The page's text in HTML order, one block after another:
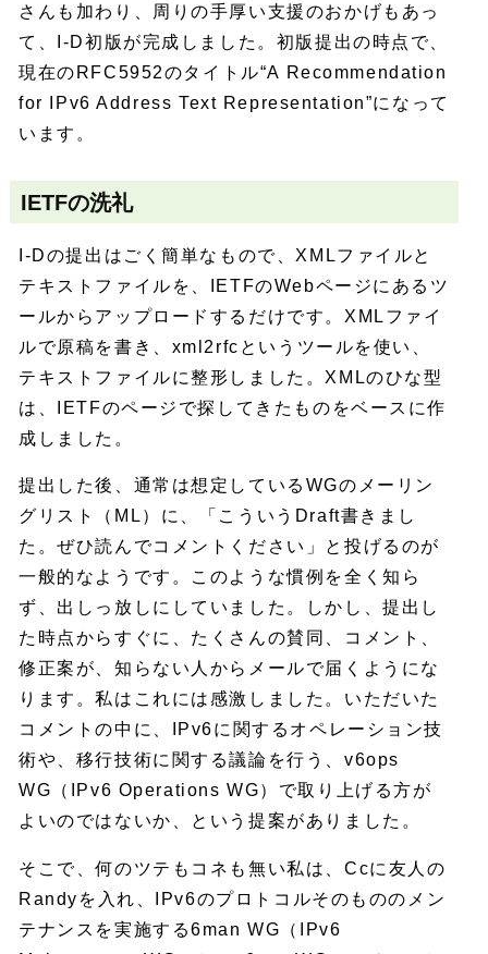
さんも加わり、周りの手厚い支援のおかげもあっ
て、I-D初版が完成しました。初版提出の時点で、
現在のRFC5952のタイトル“A Recommendation
for IPv6 Address Text Representation”になって
います。
IETFの洗礼
I-Dの提出はごく簡単なもので、XMLファイルと
テキストファイルを、IETFのWebページにあるツ
ールからアップロードするだけです。XMLファイ
ルで原稿を書き、xml2rfcというツールを使い、
テキストファイルに整形しました。XMLのひな型
は、IETFのページで探してきたものをベースに作
成しました。
提出した後、通常は想定しているWGのメーリン
グリスト（ML）に、「こういうDraft書きまし
た。ぜひ読んでコメントください」と投げるのが
一般的なようです。このような慣例を全く知ら
ず、出しっ放しにしていました。しかし、提出し
た時点からすぐに、たくさんの賛同、コメント、
修正案が、知らない人からメールで届くようにな
ります。私はこれには感激しました。いただいた
コメントの中に、IPv6に関するオペレーション技
術や、移行技術に関する議論を行う、v6ops
WG（IPv6 Operations WG）で取り上げる方が
よいのではないか、という提案がありました。
そこで、何のツテもコネも無い私は、Ccに友人の
Randyを入れ、IPv6のプロトコルそのもののメン
テナンスを実施する6man WG（IPv6